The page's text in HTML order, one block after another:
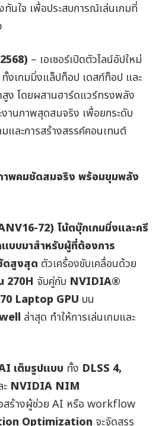
ทันใจ เพื่อประสบการณ์เล่นเกมที่
– เอเซอร์เปิดตัวไลน์อัปใหม่
งเกมมิ่งแล็ปท็อป เดสก์ท็อป และ
สูง โดยผสานฮาร์ดแวร์ทรงพลัง
านภาพสุดสมจริง เพื่อยกระดับ
และการสร้างสรรค์คอนเทนต์
าพคมชัดสมจริง พร้อมขุมพลัง
72) โน้ตบุ๊กเกมมิ่งและครี
บบมาสำหรับผู้ที่ต้องการ
ดสูงสุด ตัวเครื่องขับเคลื่อนด้วย
270H จับคู่กับ NVIDIA®
Laptop GPU บน
ล่าสุด ทำให้การเล่นเกมและ
เต็มรูปแบบ ทั้ง DLSS 4,
NVIDIA NIM
สร้างผู้ช่วย AI หรือ workflow
Optimization จะจัดสรร